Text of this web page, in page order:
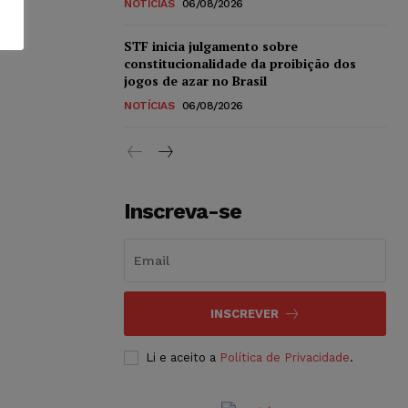
NOTÍCIAS 06/08/2026
STF inicia julgamento sobre
constitucionalidade da proibição dos
jogos de azar no Brasil
NOTÍCIAS 06/08/2026
Inscreva-se
INSCREVER
Li e aceito a Política de Privacidade.